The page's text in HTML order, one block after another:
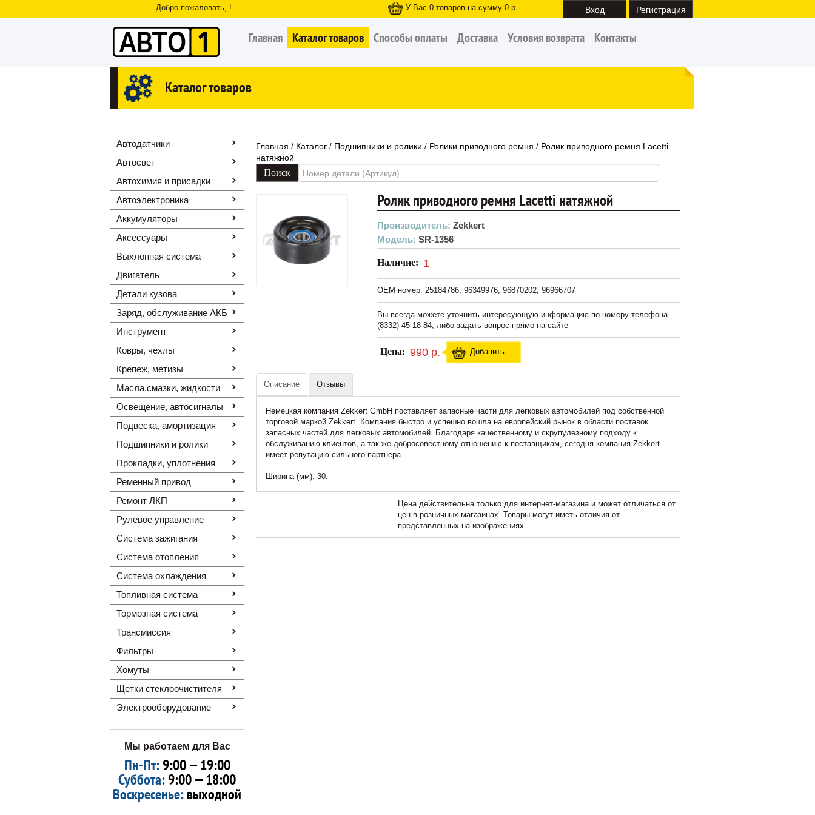
Добро пожаловать, ! У Вас 0 товаров на сумму 0 р. Вход Регистрация
Главная Каталог товаров Способы оплаты Доставка Условия возврата Контакты
Каталог товаров
Автодатчики
Автосвет
Автохимия и присадки
Автоэлектроника
Аккумуляторы
Аксессуары
Выхлопная система
Двигатель
Детали кузова
Заряд, обслуживание АКБ
Инструмент
Ковры, чехлы
Крепеж, метизы
Масла,смазки, жидкости
Освещение, автоcигналы
Подвеска, амортизация
Подшипники и ролики
Прокладки, уплотнения
Ременный привод
Ремонт ЛКП
Рулевое управление
Система зажигания
Система отопления
Система охлаждения
Топливная система
Тормозная система
Трансмиссия
Фильтры
Хомуты
Щетки стеклоочистителя
Электрооборудование
Мы работаем для Вас
Пн-Пт:9:00 — 19:00
Суббота:9:00 — 18:00
Воскресенье:выходной
Главная / Каталог / Подшипники и ролики / Ролики приводного ремня / Ролик приводного ремня Lacetti
натяжной
Ролик приводного ремня Lacetti натяжной
Производитель: Zekkert
Модель: SR-1356
Наличие: 1
OEM номер: 25184786, 96349976, 96870202, 96966707
Вы всегда можете уточнить интересующую информацию по номеру телефона
(8332) 45-18-84, либо задать вопрос прямо на сайте
Цена: 990 р. Добавить
Описание Отзывы
Немецкая компания Zekkert GmbH поставляет запасные части для легковых автомобилей под собственной
торговой маркой Zekkert. Компания быстро и успешно вошла на европейский рынок в области поставок
запасных частей для легковых автомобилей. Благодаря качественному и скрупулезному подходу к
обслуживанию клиентов, а так же добросовестному отношению к поставщикам, сегодня компания Zekkert
имеет репутацию сильного партнера.
Ширина (мм): 30.
Цена действительна только для интернет-магазина и может отличаться от
цен в розничных магазинах. Товары могут иметь отличия от
представленных на изображениях.